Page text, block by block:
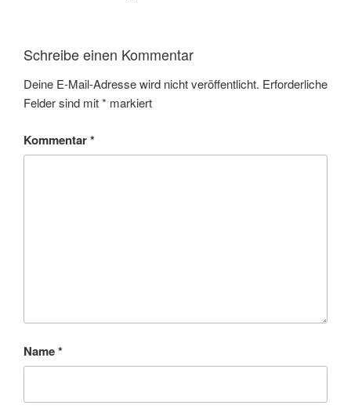
Schreibe einen Kommentar
Deine E-Mail-Adresse wird nicht veröffentlicht. Erforderliche
Felder sind mit* markiert
Kommentar*
Name*